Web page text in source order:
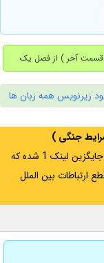
بروزرسانی در ۲۷ آبان ۱۴۰۴ ، قسمت 10 ، 11 ، 12 ( قسمت آخر ) از فصل یک
زیرنویس همه زبان ها
جنگی )
اگر از ایران به آدرس مخفی متصل هستید ، لینک 3 جایگزین لینک 1 شده که
ارتباطات بین الملل